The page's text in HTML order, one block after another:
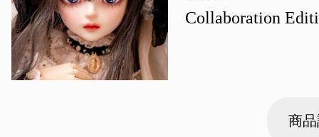
Collaboration
商